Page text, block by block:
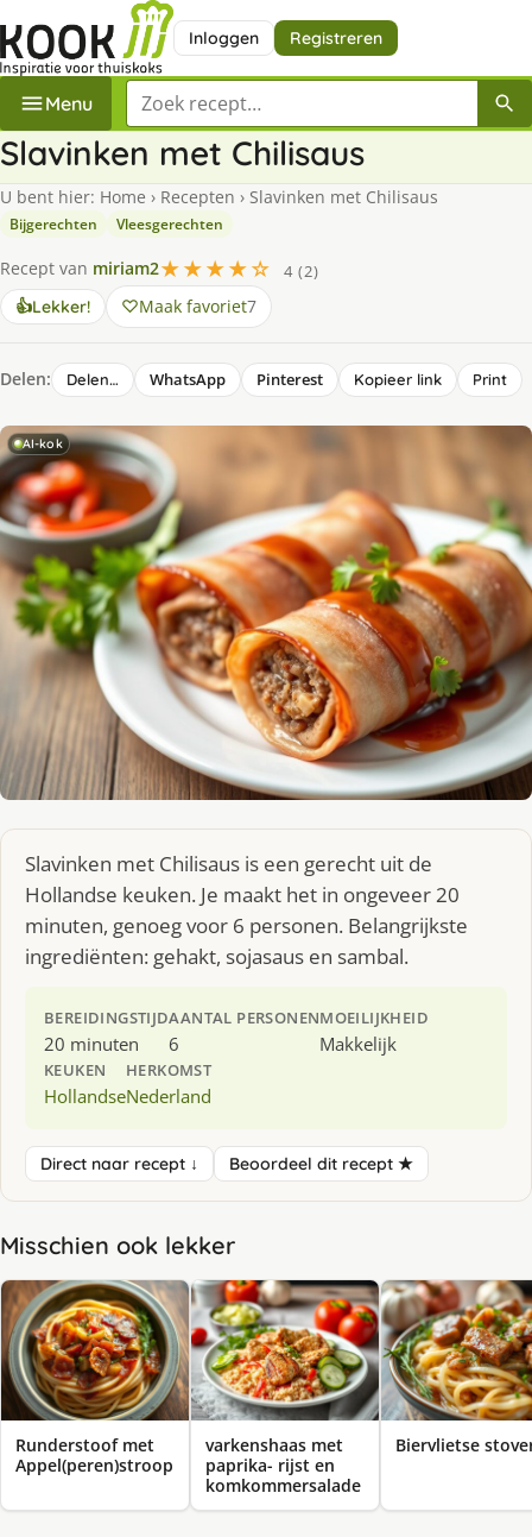
Inloggen Registreren
Menu Zoek een recept
Slavinken met Chilisaus
U bent hier: Home › Recepten › Slavinken met Chilisaus
Bijgerechten Vleesgerechten
Recept van miriam2★★★★☆
4 (2)
👍Lekker! Maak favoriet7
Delen: Delen… WhatsApp Pinterest Kopieer link Print
AI-kok
Slavinken met Chilisaus is een gerecht uit de
Hollandse keuken. Je maakt het in ongeveer 20
minuten, genoeg voor 6 personen. Belangrijkste
ingrediënten: gehakt, sojasaus en sambal.
BEREIDINGSTIJD
20 minuten
AANTAL PERSONEN
6
MOEILIJKHEID
Makkelijk
KEUKEN
Hollandse
HERKOMST
Nederland
Direct naar recept ↓ Beoordeel dit recept ★
Misschien ook lekker
Runderstoof met
Appel(peren)stroop
varkenshaas met
paprika- rijst en
komkommersalade
Biervlietse